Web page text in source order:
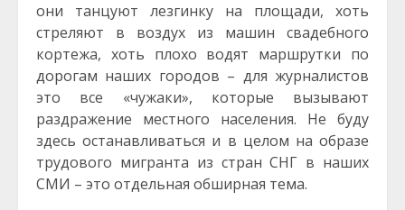
они танцуют лезгинку на площади, хоть
стреляют в воздух из машин свадебного
кортежа, хоть плохо водят маршрутки по
дорогам наших городов – для журналистов
это все «чужаки», которые вызывают
раздражение местного населения. Не буду
здесь останавливаться и в целом на образе
трудового мигранта из стран СНГ в наших
СМИ – это отдельная обширная тема.